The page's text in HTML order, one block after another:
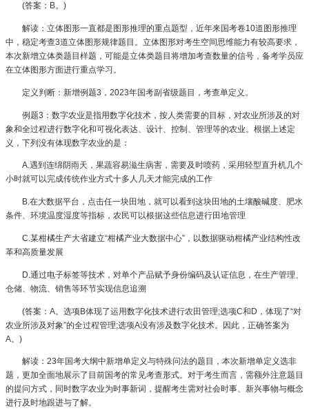
(答案：B。)
解读：立体图形一直都是图形推理的重点题型，近年来国考卷10道图形推理
中，稳定考查3道立体图形规律题目。立体图形对考生空间思维能力有较高要求，
本次新增立体类题目样题，可能是立体类题目将增加考查数量的信号，备考学员应
在立体图形方面进行重点学习。
定义判断：新增例题3，2023年国考副省级题目，考查单定义。
例题3：数字农业是指用数字化技术，按人类需要的目标，对农业所涉及的对
象和全过程进行数字化和可视化表达、设计、控制、管理等的农业。根据上述定
义，下列没有体现数字农业的是：
A.遇到连绵阴雨天，果蔬容易滋生病害，需要及时喷药，采用轻型直升机几个
小时就可以完成传统作业方式十多人几天才能完成的工作
B.在大数据平台，点击任一块田地，就可以看到这块田地的土壤酸碱度、肥水
条件、环境温度湿度等指标，农民可以根据这些信息进行田地管理
C.某柑橘生产大省建立“柑橘产业大数据中心”，以数据驱动柑橘产业结构性改
革和高质量发展
D.通过电子标签等技术，对单个产品赋予身份编码及认证信息，在生产管理、
仓储、物流、销售等环节实现信息追溯
(答案：A。选项B体现了运用数字化技术进行农田管理;选项C和D，体现了“对
农业所涉及对象”的全过程管理;选项A没有涉及数字化技术。因此，正确答案为
A。)
解读：23年国考大纲中新增单定义与特殊问法的题目，本次新增单定义选非
题，更加全面地展示了目前国考的常见考查形式。对于考生而言，需额外注意题目
的提问方式，同时数字农业为时事新词，提醒考生需对社会时事、新兴事物与概念
进行及时地跟进与了解。